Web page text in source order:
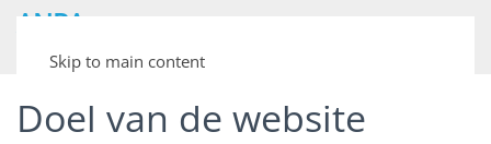
Skip to main content
ANPA
Archief van Nederlandse Plaatjesalbums
Doel van de website